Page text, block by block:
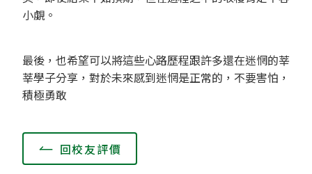
小覷。
最後，也希望可以將這些心路歷程跟許多還在迷惘的莘
莘學子分享，對於未來感到迷惘是正常的，不要害怕，
積極勇敢
回校友評價